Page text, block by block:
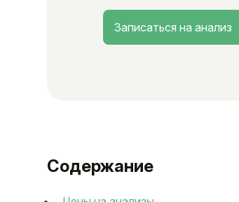
Записаться на анализ
Содержание